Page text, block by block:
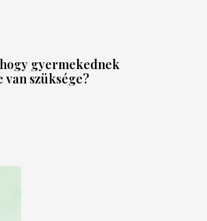
gyermekednek
szüksége?